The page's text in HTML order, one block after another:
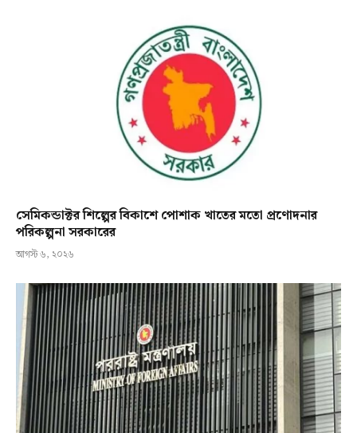
সেমিকন্ডাক্টর শিল্পের বিকাশে পোশাক খাতের মতো প্রণোদনার
পরিকল্পনা সরকারের
আগস্ট ৬, ২০২৬